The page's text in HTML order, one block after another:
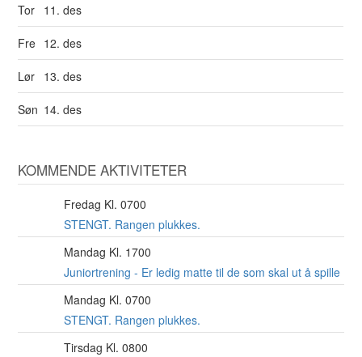
Tor 11. des
Fre 12. des
Lør 13. des
Søn 14. des
KOMMENDE AKTIVITETER
Fredag Kl. 0700
STENGT. Rangen plukkes.
Mandag Kl. 1700
Juniortrening - Er ledig matte til de som skal ut å spille
Mandag Kl. 0700
STENGT. Rangen plukkes.
Tirsdag Kl. 0800